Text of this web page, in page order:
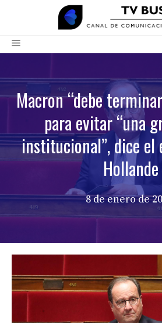
contenido
Menú
Macron “debe
para evitar “una
institucional”, dice el
Hollande
8 de enero de